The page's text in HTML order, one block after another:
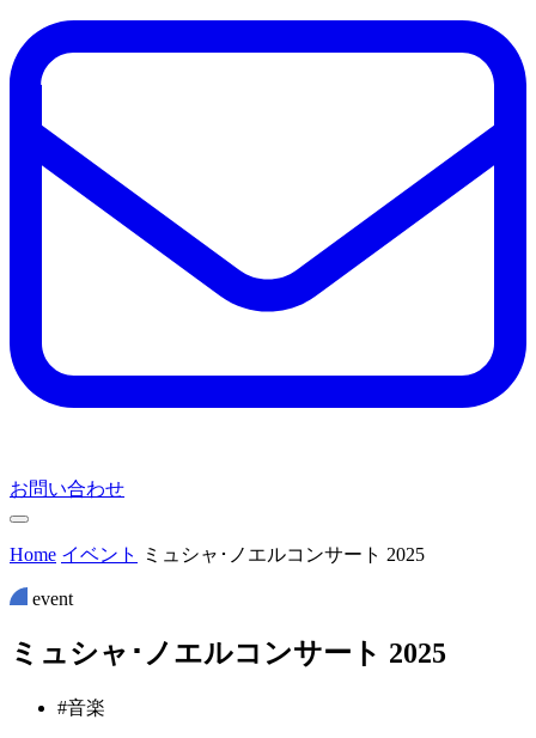
お問い合わせ
Home イベント ミュシャ･ノエルコンサート 2025
event
ミ ュシャ ･ ノエルコ ンサー ト 2025
#音楽